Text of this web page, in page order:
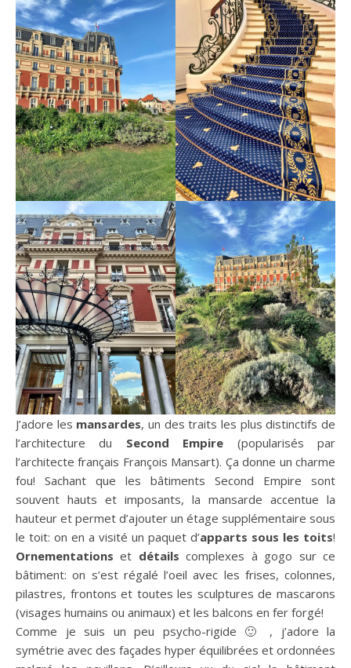
J’adore les mansardes, un des traits les plus distinctifs de
l’architecture du Second Empire (popularisés par
l’architecte français François Mansart). Ça donne un charme
fou! Sachant que les bâtiments Second Empire sont
souvent hauts et imposants, la mansarde accentue la
hauteur et permet d’ajouter un étage supplémentaire sous
le toit: on en a visité un paquet d’apparts sous les toits!
Ornementations et détails complexes à gogo sur ce
bâtiment: on s’est régalé l’oeil avec les frises, colonnes,
pilastres, frontons et toutes les sculptures de mascarons
(visages humains ou animaux) et les balcons en fer forgé!
Comme je suis un peu psycho-rigide 🙂 , j’adore la
symétrie avec des façades hyper équilibrées et ordonnées